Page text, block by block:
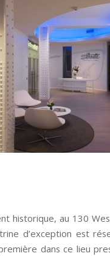
historique, au 130
d’exception est
dans ce lieu